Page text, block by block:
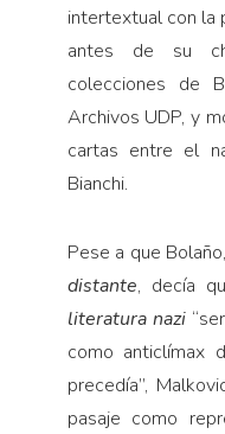
intertextual con la
antes de su
colecciones de
Archivos UDP, y
cartas entre el
Bianchi.
Pese a que
distante, decía
literatura nazi
como anticlímax
precedía”,
pasaje como